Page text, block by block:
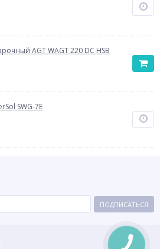
AGT WAGT 220 DC HSB
SWG-7Е
ПОДПИСАТЬСЯ